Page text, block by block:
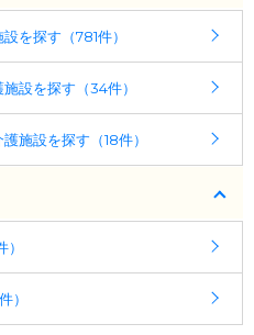
全無料で施設探しをサ
（無料）
00
情報を掲載
件にあった施設を選ぶ
制から施設を探せる
を探す（781件）
設を探す（34件）
施設を探す（18件）
）